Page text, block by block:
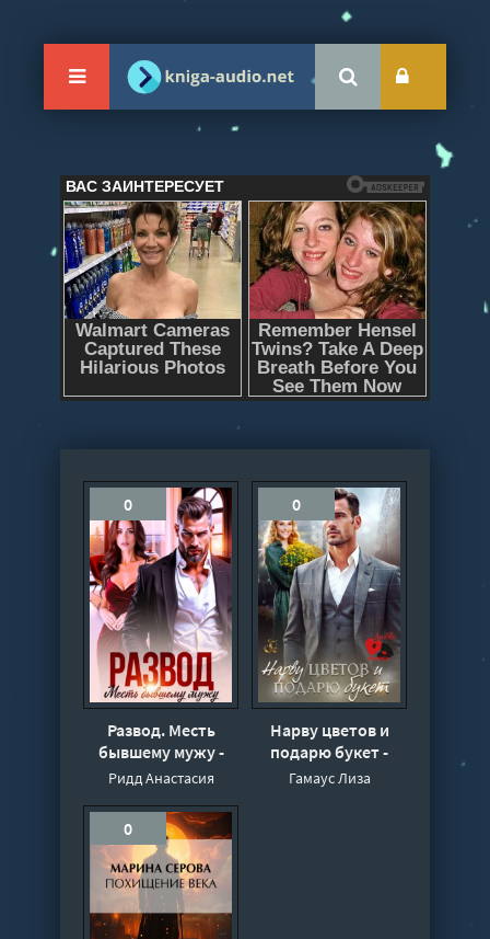
0
Развод. Месть
бывшему мужу -
Анастасия Ридд
Ридд Анастасия
0
Нарву цветов и
подарю букет -
Лиза Гамаус
Гамаус Лиза
0